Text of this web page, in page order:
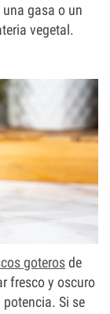
gasa o un
vegetal.
goterosde
fresco y oscuro
Si se